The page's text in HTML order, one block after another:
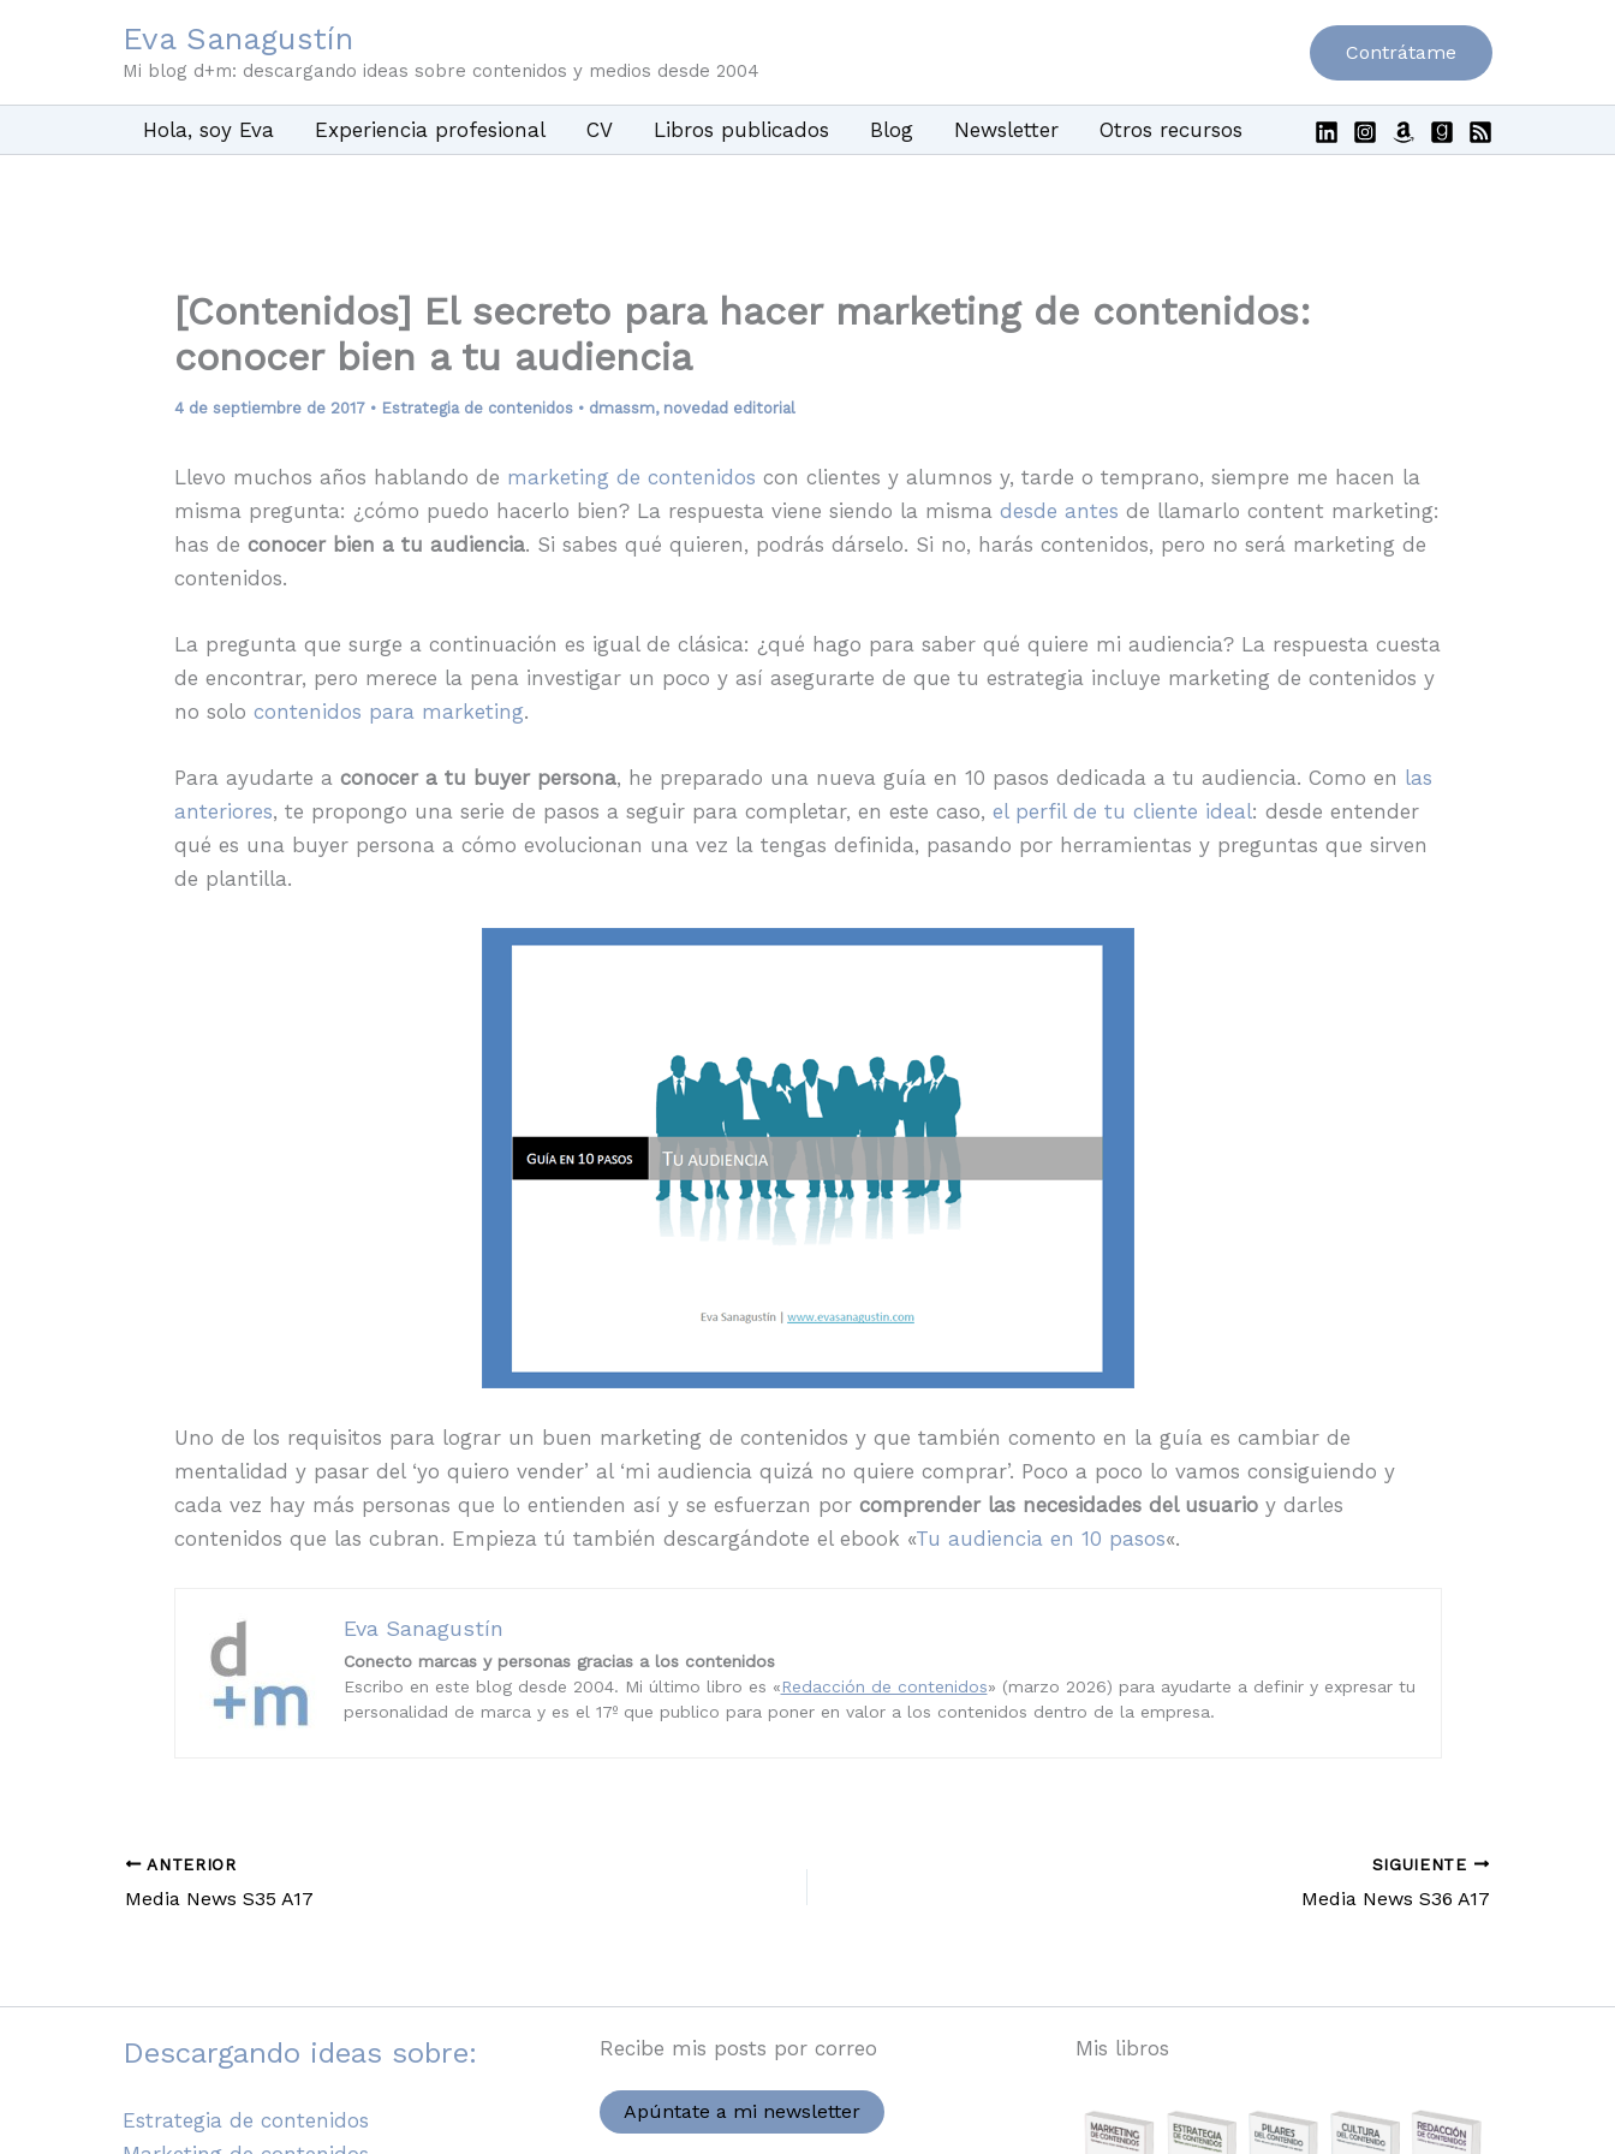
Eva Sanagustín
Mi blog d+m: descargando ideas sobre contenidos y medios desde 2004
Contrátame
Hola, soy Eva Experiencia profesional CV Libros publicados Blog Newsletter Otros recursos
[Contenidos] El secreto para hacer marketing de contenidos:
conocer bien a tu audiencia
4 de septiembre de 2017 • Estrategia de contenidos• dmassm, novedad editorial
Llevo muchos años hablando de marketing de contenidos con clientes y alumnos y, tarde o temprano, siempre me hacen la
misma pregunta: ¿cómo puedo hacerlo bien? La respuesta viene siendo la misma desde antes de llamarlo content marketing:
has de conocer bien a tu audiencia. Si sabes qué quieren, podrás dárselo. Si no, harás contenidos, pero no será marketing de
contenidos.
La pregunta que surge a continuación es igual de clásica: ¿qué hago para saber qué quiere mi audiencia? La respuesta cuesta
de encontrar, pero merece la pena investigar un poco y así asegurarte de que tu estrategia incluye marketing de contenidos y
no solo contenidos para marketing.
Para ayudarte a conocer a tu buyer persona, he preparado una nueva guía en 10 pasos dedicada a tu audiencia. Como en las
anteriores, te propongo una serie de pasos a seguir para completar, en este caso, el perfil de tu cliente ideal: desde entender
qué es una buyer persona a cómo evolucionan una vez la tengas definida, pasando por herramientas y preguntas que sirven
de plantilla.
Uno de los requisitos para lograr un buen marketing de contenidos y que también comento en la guía es cambiar de
mentalidad y pasar del ‘yo quiero vender’ al ‘mi audiencia quizá no quiere comprar’. Poco a poco lo vamos consiguiendo y
cada vez hay más personas que lo entienden así y se esfuerzan por comprender las necesidades del usuarioy darles
contenidos que las cubran. Empieza tú también descargándote el ebook «Tu audiencia en 10 pasos«.
Eva Sanagustín
Conecto marcas y personas gracias a los contenidos
Escribo en este blog desde 2004. Mi último libro es «Redacción de contenidos» (marzo 2026) para ayudarte a definir y expresar tu
personalidad de marca y es el 17º que publico para poner en valor a los contenidos dentro de la empresa.
ANTERIOR
Media News S35 A17
SIGUIENTE
Media News S36 A17
Descargando ideas sobre:
Estrategia de contenidos
Recibe mis posts por correo
Apúntate a mi newsletter
Mis libros